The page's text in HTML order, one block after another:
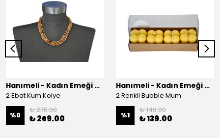
Hanımeli - Kadın Emeği Çarşısı
2 Ebat Kum Kolye
%0
₺ 270.00
₺ 269.00
Hanımeli - Kadın Emeği Çarşısı
2 Renkli Bubble Mum
%1
₺ 140.00
₺ 139.00